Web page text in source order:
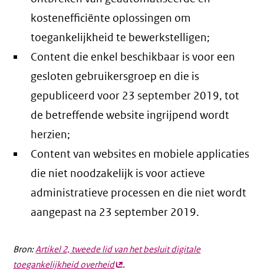
kostenefficiënte oplossingen om
toegankelijkheid te bewerkstelligen;
Content die enkel beschikbaar is voor een
gesloten gebruikersgroep en die is
gepubliceerd voor 23 september 2019, tot
de betreffende website ingrijpend wordt
herzien;
Content van websites en mobiele applicaties
die niet noodzakelijk is voor actieve
administratieve processen en die niet wordt
aangepast na 23 september 2019.
Bron:Artikel 2, tweede lid van het besluit digitale
toegankelijkheid overheid(externe
.